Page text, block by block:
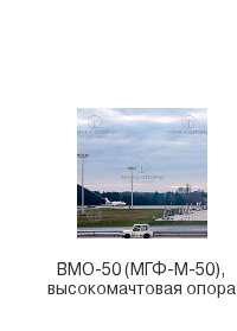
ВМО-50 (МГФ-М-50),
высокомачтовая опора